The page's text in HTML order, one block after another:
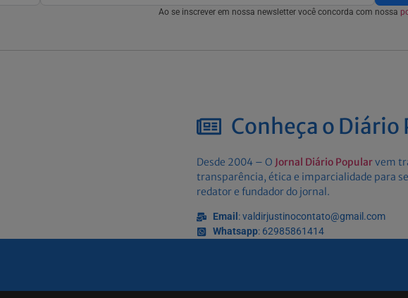
Ao se inscrever em nossa newsletter você concorda com nossa
Conheça o Diário
Desde 2004 – O Jornal Diário Popularvem
transparência, ética e imparcialidade para
redator e fundador do jornal.
Email : valdirjustinocontato@gmail.com
Whatsapp: 62985861414